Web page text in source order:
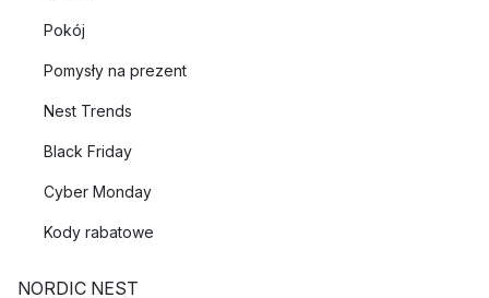
Pokój
Pomysły na prezent
Nest Trends
Black Friday
Cyber Monday
Kody rabatowe
NORDIC NEST